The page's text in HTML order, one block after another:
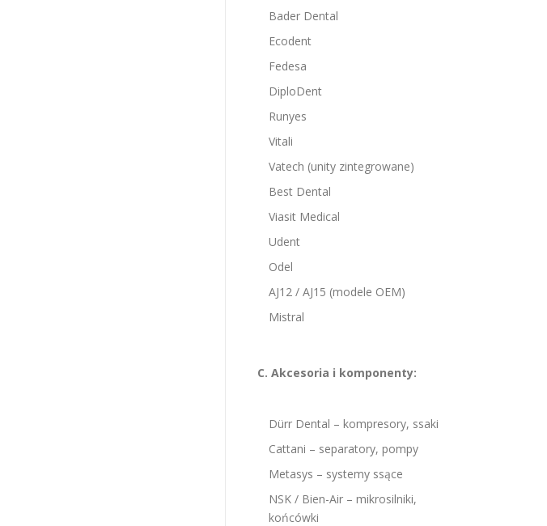
Bader Dental
Ecodent
Fedesa
DiploDent
Runyes
Vitali
Vatech (unity zintegrowane)
Best Dental
Viasit Medical
Udent
Odel
AJ12 / AJ15 (modele OEM)
Mistral
C. Akcesoria i komponenty:
Dürr Dental – kompresory, ssaki
Cattani – separatory, pompy
Metasys – systemy ssące
NSK / Bien-Air – mikrosilniki,
końcówki